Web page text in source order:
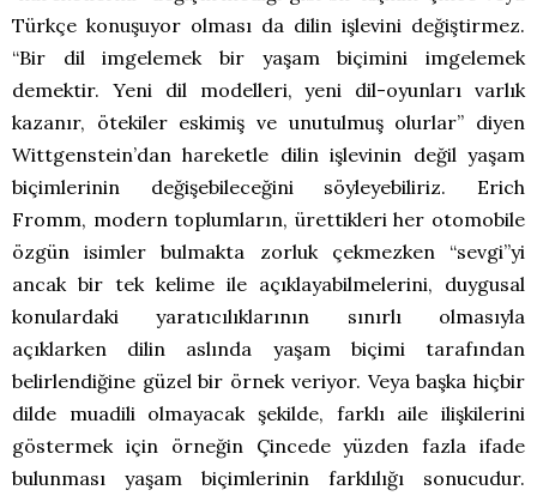
Türkçe konuşuyor olması da dilin işlevini değiştirmez.
“Bir dil imgelemek bir yaşam biçimini imgelemek
demektir. Yeni dil modelleri, yeni dil-oyunları varlık
kazanır, ötekiler eskimiş ve unutulmuş olurlar” diyen
Wittgenstein’dan hareketle dilin işlevinin değil yaşam
biçimlerinin değişebileceğini söyleyebiliriz. Erich
Fromm, modern toplumların, ürettikleri her otomobile
özgün isimler bulmakta zorluk çekmezken “sevgi”yi
ancak bir tek kelime ile açıklayabilmelerini, duygusal
konulardaki yaratıcılıklarının sınırlı olmasıyla
açıklarken dilin aslında yaşam biçimi tarafından
belirlendiğine güzel bir örnek veriyor. Veya başka hiçbir
dilde muadili olmayacak şekilde, farklı aile ilişkilerini
göstermek için örneğin Çincede yüzden fazla ifade
bulunması yaşam biçimlerinin farklılığı sonucudur.